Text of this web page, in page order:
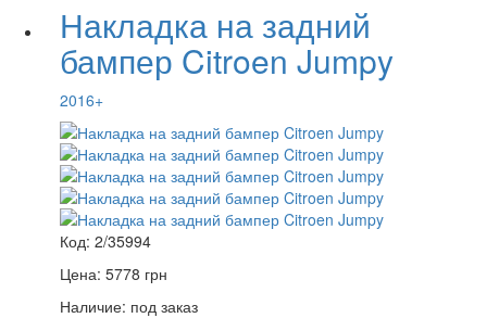
Накладка на задний
бампер Citroen Jumpy
2016+
Код: 2/35994
Цена: 5778 грн
Наличие: под заказ